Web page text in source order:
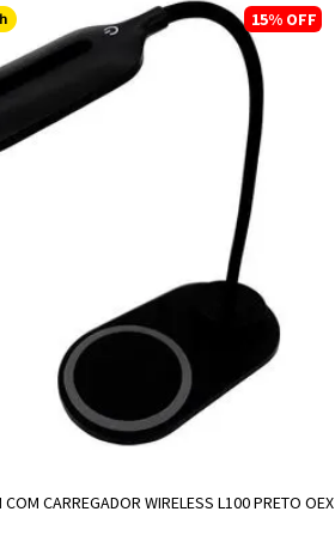
15% OFF
COM CARREGADOR WIRELESS L100 PRETO OEX